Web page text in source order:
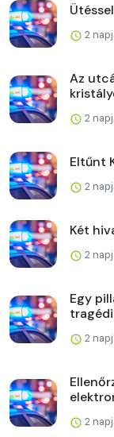
2
Az
2
Eltűnt
2
Két
2
Egy
2
2